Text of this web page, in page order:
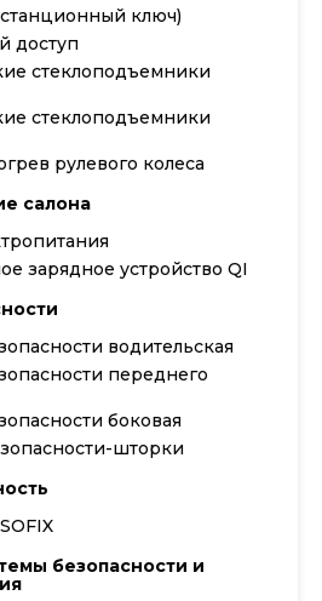
ключ)
доступ
стеклоподъемники
стеклоподъемники
рулевого колеса
салона
зарядное устройство QI
водительская
переднего
боковая
шторки
безопасности и